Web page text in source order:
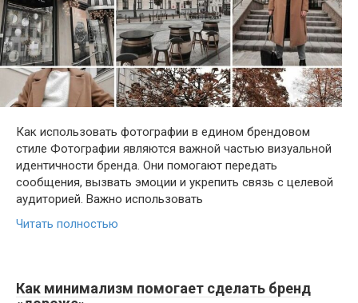
Как использовать фотографии в едином брендовом
стиле Фотографии являются важной частью визуальной
идентичности бренда. Они помогают передать
сообщения, вызвать эмоции и укрепить связь с целевой
аудиторией. Важно использовать
Читать полностью
Как минимализм помогает сделать бренд